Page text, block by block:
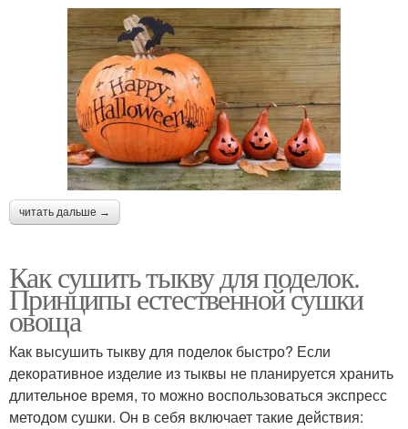
читать дальше →
Как сушить тыкву для поделок.
Принципы естественной сушки
овоща
Как высушить тыкву для поделок быстро? Если
декоративное изделие из тыквы не планируется хранить
длительное время, то можно воспользоваться экспресс
методом сушки. Он в себя включает такие действия: